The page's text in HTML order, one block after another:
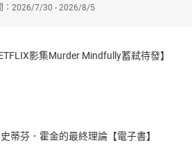
：2026/7/30 - 2026/8/5
影集Murder Mindfully蓄弒待發】
蒂芬．霍金的最終理論【電子書】